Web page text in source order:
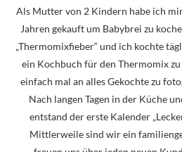
Als Mutter von 2 Kindern habe ich
Jahren gekauft um Babybrei zu
„Thermomixfieber“ und ich kochte
ein Kochbuch für den Thermomix
einfach mal an alles Gekochte zu
Nach langen Tagen in der Küche
entstand der erste Kalender
Mittlerweile sind wir ein